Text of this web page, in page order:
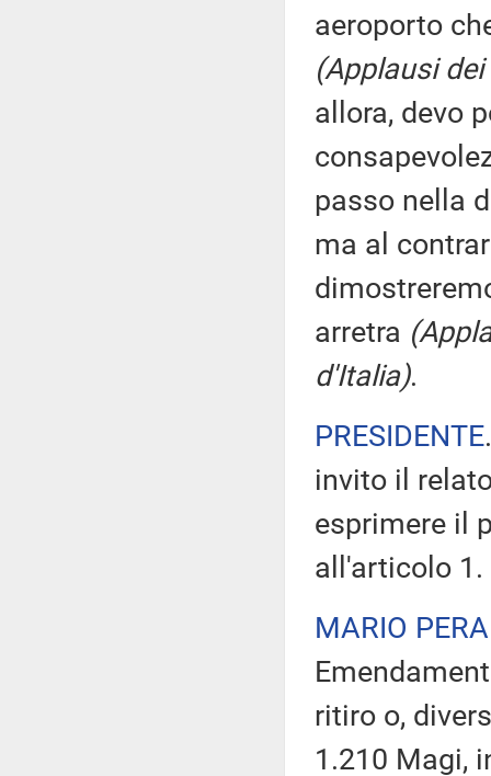
aeroporto
(Applausi
allora, devo
passo nella
ma al
arretra
d'Italia).
PRESIDENTE
invito il
esprimere il
all'articolo 1.
MARIO
ritiro o,
1.210 Magi,